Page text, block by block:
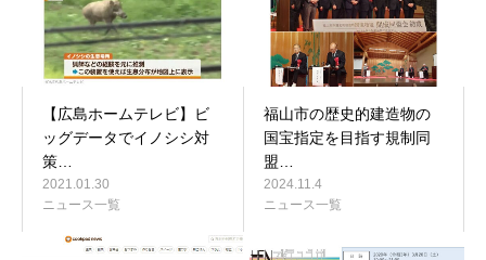
【広島ホームテレビ】ビ
ッグデータでイノシシ対
策…
2021.01.30
ニュース一覧
福山市の歴史的建造物の
国宝指定を目指す規制同
盟…
2024.11.4
ニュース一覧